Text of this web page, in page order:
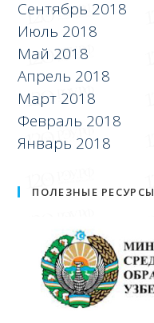
Сентябрь 2018
Июль 2018
Май 2018
Апрель 2018
Март 2018
Февраль 2018
Январь 2018
ПОЛЕЗНЫЕ РЕСУРСЫ